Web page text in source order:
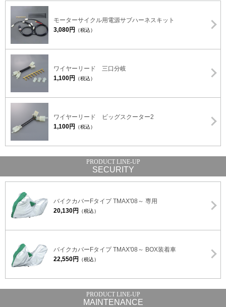
モーターサイクル用電源サブハーネスキット
3,080円 （税込）
ワイヤーリード 三口分岐
1,100円 （税込）
ワイヤーリード ビッグスクーター2
1,100円 （税込）
SECURITY
バイクカバーFタイプ TMAX'08～ 専用
20,130円 （税込）
バイクカバーFタイプ TMAX'08～ BOX装着車
22,550円 （税込）
MAINTENANCE